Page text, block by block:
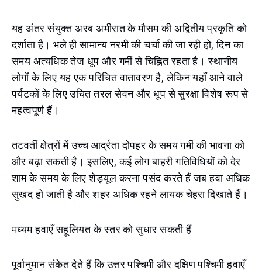
यह अंतर संयुक्त अरब अमीरात के मौसम की अद्वितीय प्रकृति को
दर्शाता है। भले ही सामान्य नरमी की चर्चा की जा रही हो, दिन का
समय अत्यधिक तेज धूप और गर्मी से चिह्नित रहता है। स्थानीय
लोगों के लिए यह एक परिचित वातावरण है, लेकिन यहाँ आने वाले
पर्यटकों के लिए उचित तरल सेवन और धूप से सुरक्षा विशेष रूप से
महत्वपूर्ण हैं।
तटवर्ती क्षेत्रों में उच्च आर्द्रता दोपहर के समय गर्मी की भावना को
और बढ़ा सकती है। इसलिए, कई लोग बाहरी गतिविधियों को देर
शाम के समय के लिए शेड्यूल करना पसंद करते हैं जब हवा अधिक
सुखद हो जाती है और शहर अधिक रहने लायक चेहरा दिखाते हैं।
मध्यम हवाएँ सहूलियत के स्तर को सुधार सकती हैं
पूर्वानुमान संकेत देते हैं कि उत्तर पश्चिमी और दक्षिण पश्चिमी हवाएँ